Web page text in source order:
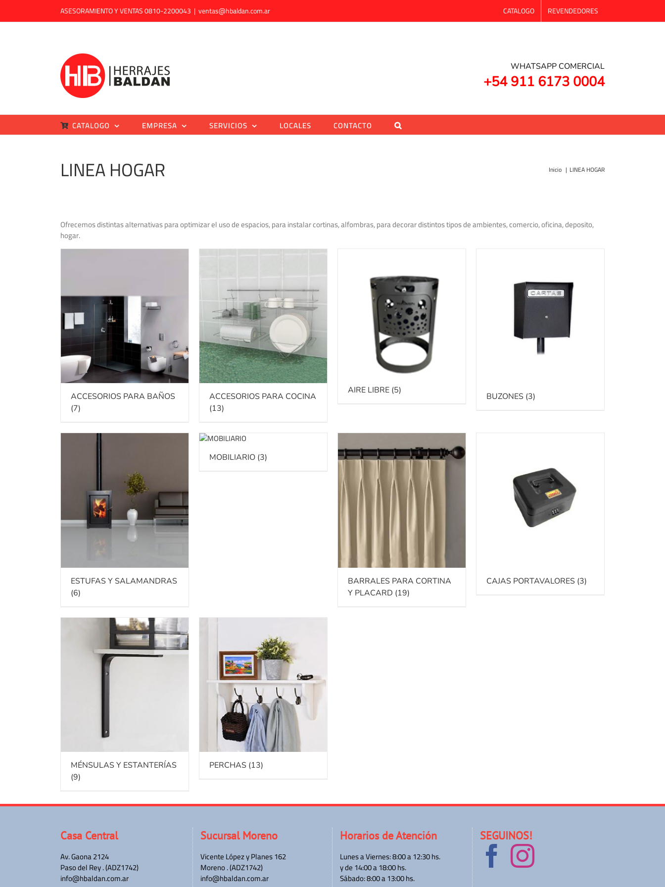
contenido
ASESORAMIENTO Y VENTAS 0810-2200043 | ventas@hbaldan.com.ar CATALOGO REVENDEDORES
WHATSAPP COMERCIAL
+54 911 6173 0004
CATALOGO EMPRESA SERVICIOS LOCALES CONTACTO
LINEA HOGAR Inicio LINEA HOGAR
Ofrecemos distintas alternativas para optimizar el uso de espacios, para instalar cortinas, alfombras, para decorar distintos tipos de ambientes, comercio, oficina, deposito,
hogar.
ACCESORIOS PARA BAÑOS
(7)
ACCESORIOS PARA COCINA
(13)
AIRE LIBRE (5)
BUZONES (3)
ESTUFAS Y SALAMANDRAS
(6)
MOBILIARIO (3)
BARRALES PARA CORTINA
Y PLACARD (19)
CAJAS PORTAVALORES (3)
MÉNSULAS Y ESTANTERÍAS
(9)
PERCHAS (13)
Casa Central
Av. Gaona 2124
Paso del Rey . (ADZ1742)
info@hbaldan.com.ar
Sucursal Moreno
Vicente López y Planes 162
Moreno . (ADZ1742)
info@hbaldan.com.ar
Horarios de Atención
Lunes a Viernes: 8:00 a 12:30 hs.
y de 14:00 a 18:00 hs.
Sábado: 8:00 a 13:00 hs.
SEGUINOS!